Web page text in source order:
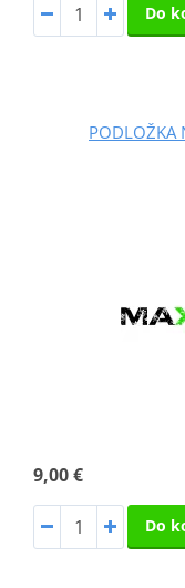
Do
PODLOŽKA
9,00 €
Do